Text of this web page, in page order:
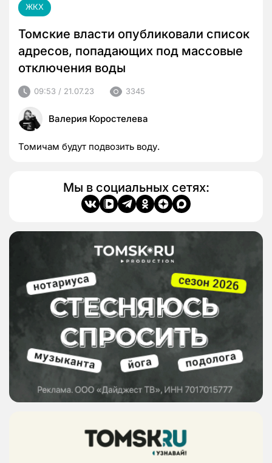
ЖКХ
Томские власти опубликовали список
адресов, попадающих под массовые
отключения воды
09:53 / 21.07.23 3345
Валерия Коростелева
Томичам будут подвозить воду.
Мы в социальных сетях: